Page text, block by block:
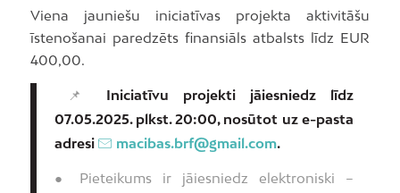
Viena jauniešu iniciatīvas projekta aktivitāšu
īstenošanai paredzēts finansiāls atbalsts līdz EUR
400,00.
📌 Iniciatīvu projekti jāiesniedz līdz
07.05.2025. plkst. 20:00, nosūtot uz e-pasta
adresi
macibas.brf@gmail.com.
● Pieteikums ir jāiesniedz elektroniski –